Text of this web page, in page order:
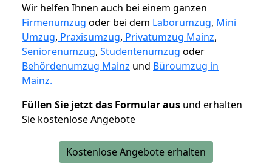
Wir helfen Ihnen auch bei einem ganzen
Firmenumzug oder bei dem Laborumzug, Mini
Umzug, Praxisumzug, Privatumzug Mainz,
Seniorenumzug, Studentenumzug oder
Behördenumzug Mainz und Büroumzug in
Mainz.
Füllen Sie jetzt das Formular aus und erhalten
Sie kostenlose Angebote
Kostenlose Angebote erhalten